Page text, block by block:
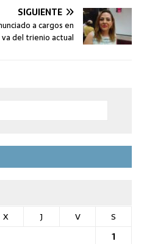
SIGUIENTE
a cargos en
del trienio actual
X J V
S
1